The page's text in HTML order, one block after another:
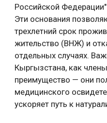
Российской
Эти основания
трехлетний срок
жительство (ВНЖ) и
отдельных случаях.
Кыргызстана, как
преимущество — они
медицинского
ускоряет путь к